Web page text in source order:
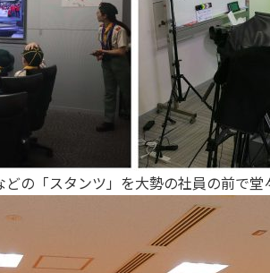
の「スタンツ」を大勢の社員の前で堂